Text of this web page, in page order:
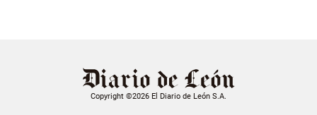
Copyright ©2026 El Diario de León S.A.